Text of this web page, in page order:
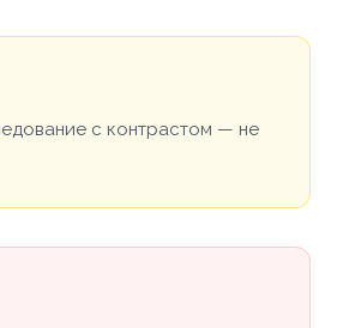
с контрастом — не